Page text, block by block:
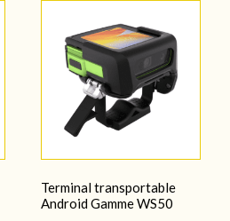
Terminal transportable
Android Gamme WS50